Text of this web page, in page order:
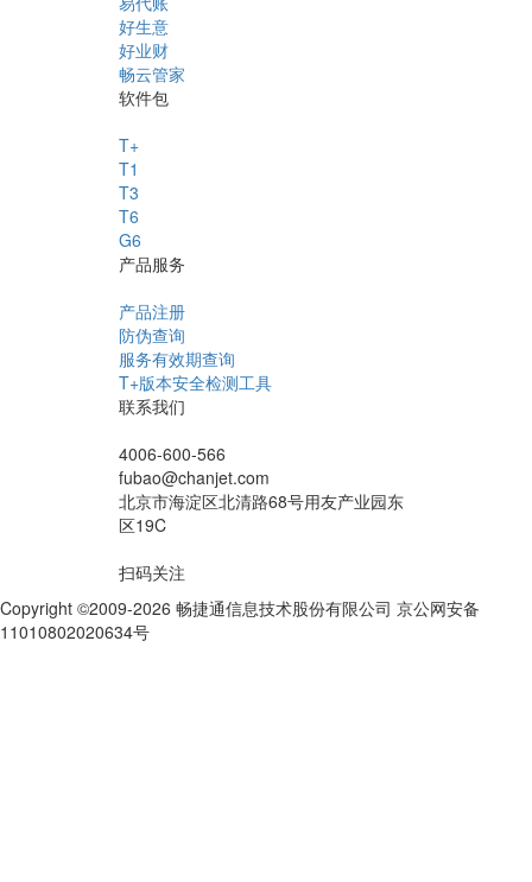
好生意
好业财
畅云管家
软件包
T+
T1
T3
T6
G6
产品服务
产品注册
防伪查询
服务有效期查询
T+版本安全检测工具
联系我们
4006-600-566
fubao@chanjet.com
北京市海淀区北清路68号用友产业园东
区19C
扫码关注
Copyright ©2009-2026 畅捷通信息技术股份有限公司 京公网安备
11010802020634号